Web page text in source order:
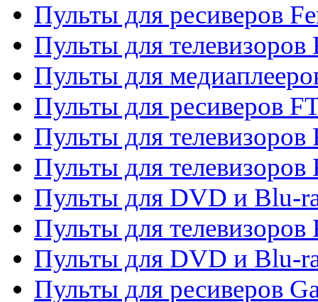
Пульты для ресиверов
Пульты для
Пульты для
Пульты для ресиверов
Пульты для телевизоров
Пульты для телевизоров
Пульты для DVD и Blu-
Пульты для телевизоров
Пульты для DVD и Blu-
Пульты для ресиверов